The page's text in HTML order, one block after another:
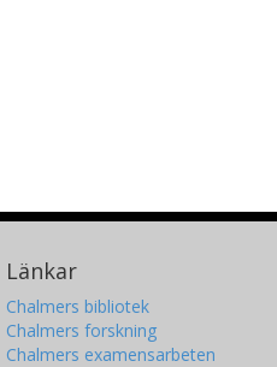
Länkar
Chalmers bibliotek
Chalmers forskning
Chalmers examensarbeten